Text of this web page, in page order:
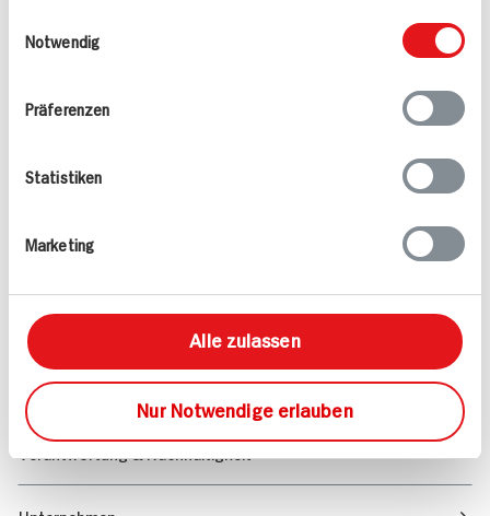
bereitgestellt haben oder die sie im Rahmen
Notwendig
Präferenzen
Statistiken
Marketing
Alle zulassen
Nur Notwendige erlauben
Folgen Sie uns auf TikTok
Marktfinder
Unser Magazin